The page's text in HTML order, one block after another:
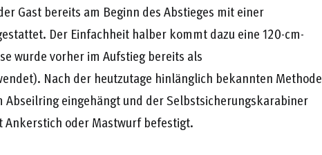
Gast bereits am Beginn des Abstieges mit einer
Der Einfachheit halber kommt dazu eine 120-cm-
wurde vorher im Aufstieg bereits als
Nach der heutzutage hinlänglich bekannten Methode
eingehängt und der Selbstsicherungskarabiner
oder Mastwurf befestigt.